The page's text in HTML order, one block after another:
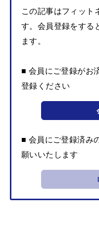
この記事はフィット
す。会員登録をする
ます。
■ 会員にご登録がお
登録ください
■ 会員にご登録済み
願いいたします